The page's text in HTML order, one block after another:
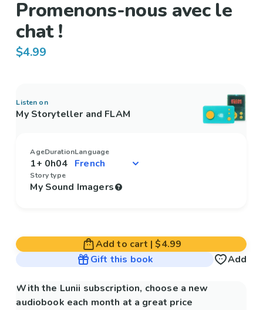
Promenons-nous avec le
chat !
$4.99
Listen on
My Storyteller and FLAM
Age
1+
Duration
0h04
Language
Story type
My Sound Imagers
Add to cart |$4.99
Gift this book
Add
With the Lunii subscription, choose a new
audiobook each month at a great price